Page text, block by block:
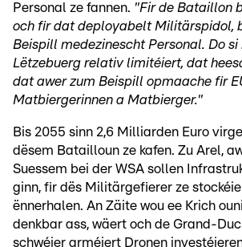
Personal ze fannen. "Fir de Bataillon
och fir dat deployabelt Militärspidol,
Beispill medezinescht Personal. Do si
Lëtzebuerg relativ limitéiert, dat
dat awer zum Beispill opmaache fir
Matbiergerinnen a Matbierger."
Bis 2055 sinn 2,6 Milliarden Euro
dësem Batailloun ze kafen. Zu Arel,
Suessem bei der WSA sollen
ginn, fir dës Militärgefierer ze
ënnerhalen. An Zäite wou ee Krich
denkbar ass, wäert och de Grand-
schwéier arméiert Dronen